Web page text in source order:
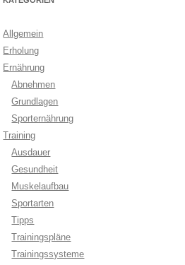
Allgemein
Erholung
Ernährung
Abnehmen
Grundlagen
Sporternährung
Training
Ausdauer
Gesundheit
Muskelaufbau
Sportarten
Tipps
Trainingspläne
Trainingssysteme